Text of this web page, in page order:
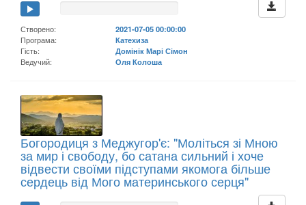
Створено:
2021-07-05 00:00:00
Програма:
Катехиза
Гість:
Домінік Марі Сімон
Ведучий:
Оля Колоша
Богородиця з Меджугор'є: "Моліться зі Мною
за мир і свободу, бо сатана сильний і хоче
відвести своїми підступами якомога більше
сердець від Мого материнського серця"